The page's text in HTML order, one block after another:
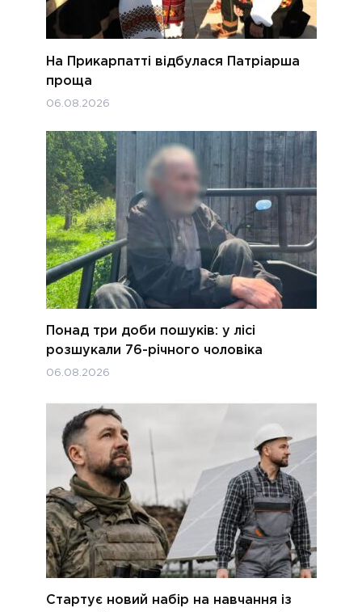
На Прикарпатті відбулася Патріарша
проща
06.08.2026
Понад три доби пошуків: у лісі
розшукали 76-річного чоловіка
06.08.2026
Стартує новий набір на навчання із